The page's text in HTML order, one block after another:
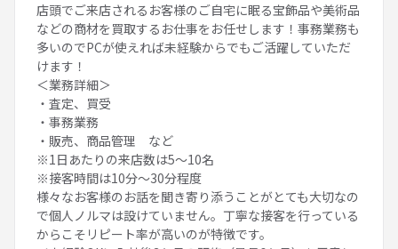
店頭でご来店されるお客様のご自宅に眠る宝飾品や美術品
などの商材を買取するお仕事をお任せします！事務業務も
多いのでPCが使えれば未経験からでもご活躍していただ
けます！
＜業務詳細＞
・査定、買受
・事務業務
・販売、商品管理 など
※1日あたりの来店数は5～10名
※接客時間は10分～30分程度
様々なお客様のお話を聞き寄り添うことがとても大切なの
で個人ノルマは設けていません。丁寧な接客を行っている
からこそリピート率が高いのが特徴です。